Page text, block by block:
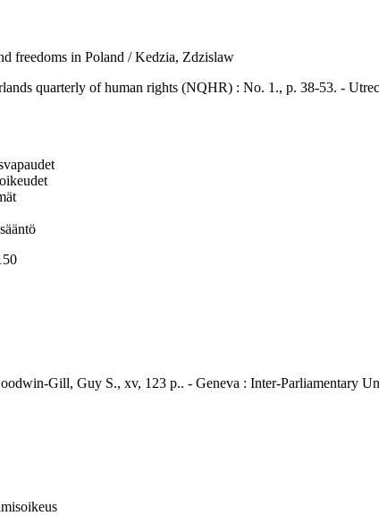
freedoms in Poland / Kedzia, Zdzislaw
quarterly of human rights (NQHR) : No. 1., p. 38-53. -
Gill, Guy S., xv, 123 p.. - Geneva : Inter-Parliamentary